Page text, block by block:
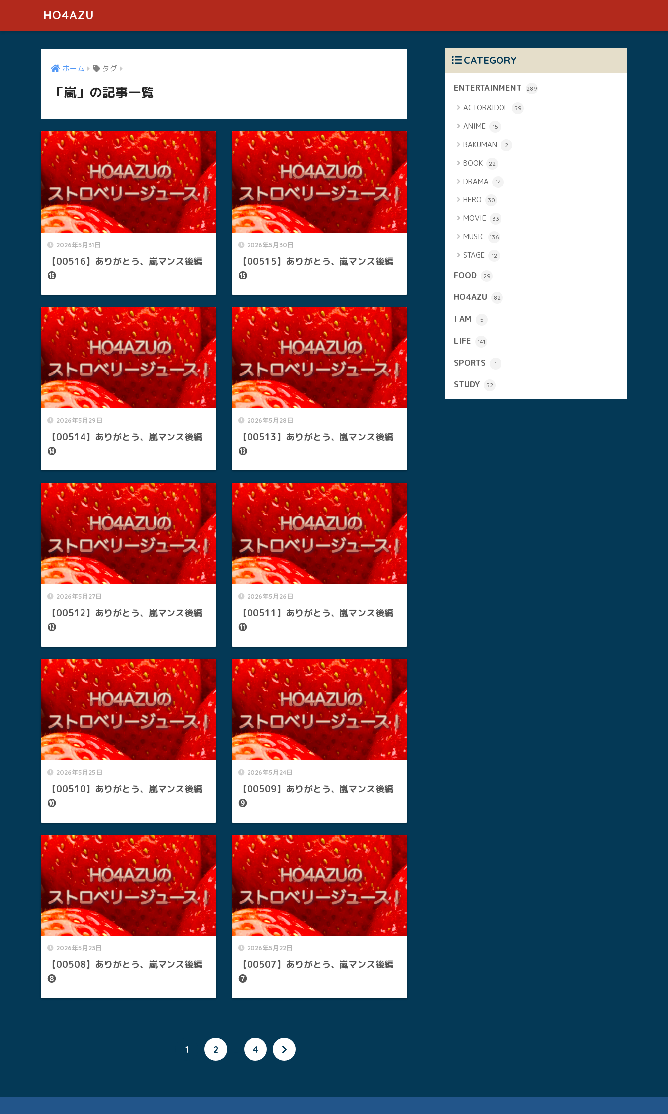
HO4AZU
ホーム タグ
「嵐」の記事一覧
2026年5月31日
【00516】ありがとう、嵐マンス後編
⓰
2026年5月30日
【00515】ありがとう、嵐マンス後編
⓯
2026年5月29日
【00514】ありがとう、嵐マンス後編
⓮
2026年5月28日
【00513】ありがとう、嵐マンス後編
⓭
2026年5月27日
【00512】ありがとう、嵐マンス後編
⓬
2026年5月26日
【00511】ありがとう、嵐マンス後編
⓫
2026年5月25日
【00510】ありがとう、嵐マンス後編
❿
2026年5月24日
【00509】ありがとう、嵐マンス後編
❾
2026年5月23日
【00508】ありがとう、嵐マンス後編
❽
2026年5月22日
【00507】ありがとう、嵐マンス後編
❼
1 2 4
CATEGORY
ENTERTAINMENT 289
ACTOR&IDOL 59
ANIME 15
BAKUMAN 2
BOOK 22
DRAMA 14
HERO 30
MOVIE 33
MUSIC 136
STAGE 12
FOOD 29
HO4AZU 82
I AM 5
LIFE 141
SPORTS 1
STUDY 52